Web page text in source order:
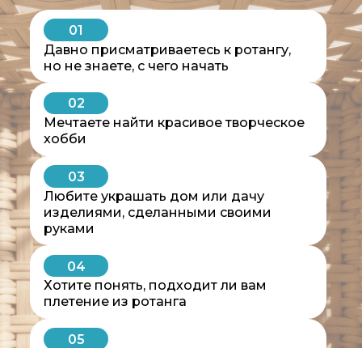
Отлично подходит даже новичкам
Позволяет создавать десятки
разных изделий